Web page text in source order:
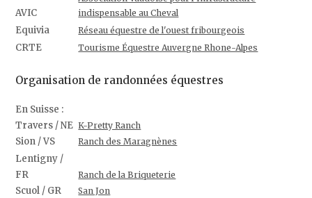
AVIC
indispensable au Cheval
Equivia Réseau équestre de l'ouest fribourgeois
CRTE Tourisme Équestre Auvergne Rhone-Alpes
Organisation de randonnées équestres
En Suisse :
Travers / NE K-Pretty Ranch
Sion / VS Ranch des Maragnènes
Lentigny /
FR
Ranch de la Briqueterie
Scuol / GR San Jon